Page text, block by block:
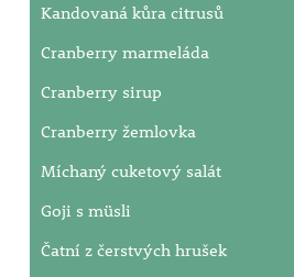
Kandovaná kůra citrusů
Cranberry marmeláda
Cranberry sirup
Cranberry žemlovka
Míchaný cuketový salát
Goji s müsli
Čatní z čerstvých hrušek